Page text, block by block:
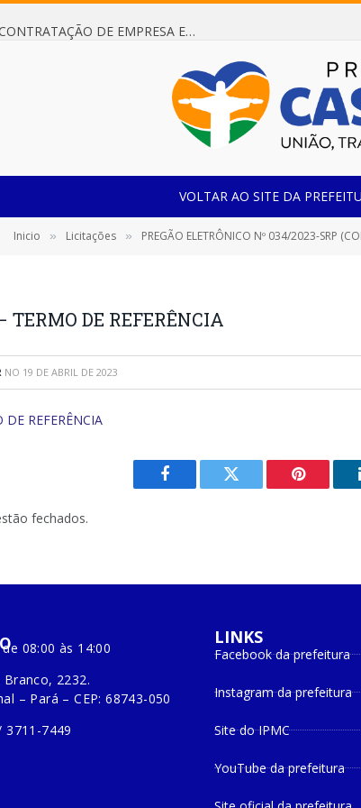
Dispensa de Licitação 085/2026 (CONTRATAÇÃO DE EMPRESA ESPECIALIZADA NA FABRICAÇÃO DE MÓVEIS SOB MEDIDA COM ESTRUTURA METÁLICA EM METALON PARA ATENDIMENTO DAS NECESSIDADES DA SALA SIMOV DA EMEF MADRE MARIA VIGANÓ)
VOLTAR AO SITE DA
Inicio » Licitações » PREGÃO ELETRÔNICO Nº 034/2023-SRP (CONTRATAÇÃO DE EMPRESA
TERMO DE REFERÊNCIA
NO 19 DE ABRIL DE 2023
REFERÊNCIA
Facebook Twitter Pinterest
fechados.
08:00 às 14:00
2232.
– Pará – CEP: 68743-050
3711-7449
LINKS
Facebook da prefeitura
Instagram da prefeitura
Site do IPMC
YouTube da prefeitura